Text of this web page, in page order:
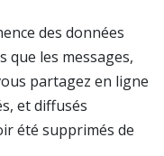
des données
que les messages,
partagez en ligne
et diffusés
été supprimés de